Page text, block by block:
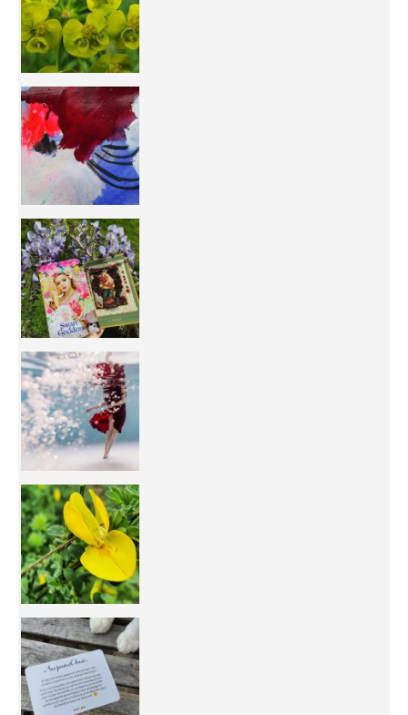
50/50 OR 100/100 ? The day after Ascension, w